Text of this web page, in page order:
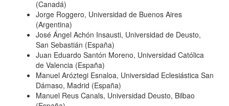
(Canadá)
Jorge Roggero, Universidad de Buenos Aires
(Argentina)
José Ángel Achón Insausti, Universidad de Deusto,
San Sebastián (España)
Juan Eduardo Santón Moreno, Universidad Católica
de Valencia (España)
Manuel Aróztegi Esnaloa, Universidad Eclesiástica San
Dámaso, Madrid (España)
Manuel Reus Canals, Universidad Deusto, Bilbao